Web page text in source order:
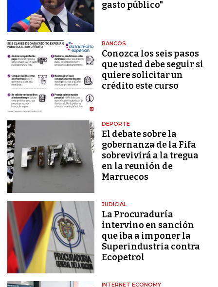
gasto público"
BANCOS
Conozca los seis pasos
que usted debe seguir si
quiere solicitar un
crédito este curso
DEPORTE
El debate sobre la
gobernanza de la Fifa
sobrevivirá a la tregua
en la reunión de
Marruecos
JUDICIAL
La Procuraduría
intervino en sanción
que iba a imponer la
Superindustria contra
Ecopetrol
INTERNET ECONOMY